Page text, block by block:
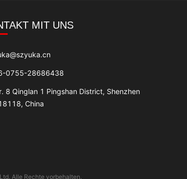
MIT UNS
0755-28686438
8 Qinglan 1 Pingshan District, Shenzhen
China
Alle Rechte vorbehalten.